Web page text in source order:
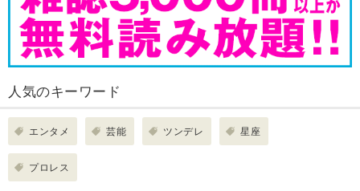
人気のキーワード
エンタメ 芸能 ツンデレ 星座
プロレス